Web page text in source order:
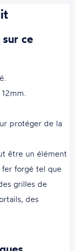
ce
protéger de la
être un élément
fer forgé tel que
grilles de
des